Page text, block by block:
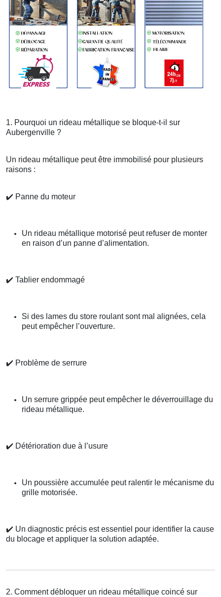
1. Pourquoi un rideau métallique se bloque-t-il sur
Aubergenville ?
Un rideau métallique peut être immobilisé pour plusieurs
raisons :
✔️ Panne du moteur
Un rideau métallique motorisé peut refuser de monter
en raison d’un panne d’alimentation.
✔️ Tablier endommagé
Si des lames du store roulant sont mal alignées, cela
peut empêcher l’ouverture.
✔️ Problème de serrure
Un serrure grippée peut empêcher le déverrouillage du
rideau métallique.
✔️ Détérioration due à l’usure
Un poussière accumulée peut ralentir le mécanisme du
grille motorisée.
✔️ Un diagnostic précis est essentiel pour identifier la cause
du blocage et appliquer la solution adaptée.
2. Comment débloquer un rideau métallique coincé sur